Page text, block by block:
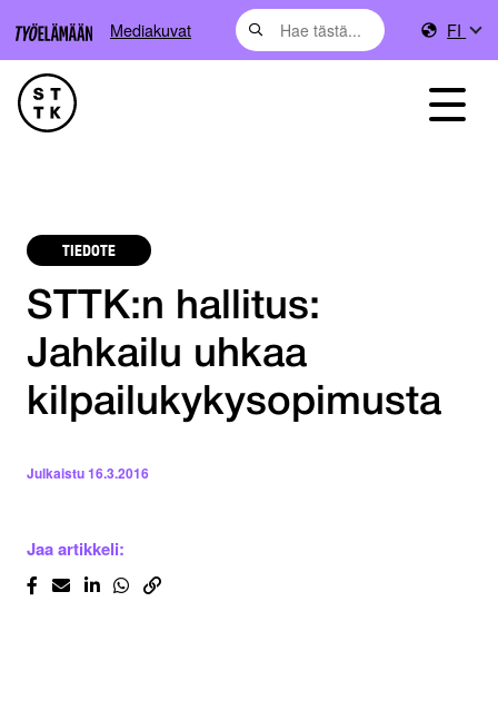
Mediakuvat FI
TIEDOTE
STTK:n hallitus:
Jahkailu uhkaa
kilpailukykysopimusta
Julkaistu16.3.2016
Jaa artikkeli: